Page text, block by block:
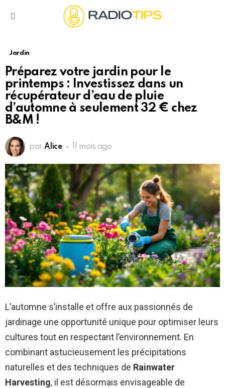
Jardin
Préparez votre jardin pour le
printemps : Investissez dans un
récupérateur d’eau de pluie
d’automne à seulement 32 € chez
B&M !
par Alice 11 mois ago
L’automne s’installe et offre aux passionnés de
jardinage une opportunité unique pour optimiser leurs
cultures tout en respectant l’environnement. En
combinant astucieusement les précipitations
naturelles et des techniques de Rainwater
Harvesting, il est désormais envisageable de